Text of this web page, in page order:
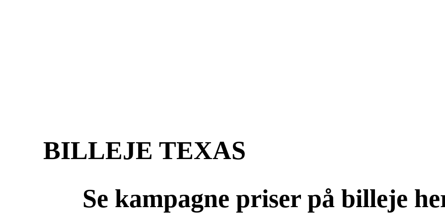
BILLEJE TEXAS
Se kampagne priser på billeje